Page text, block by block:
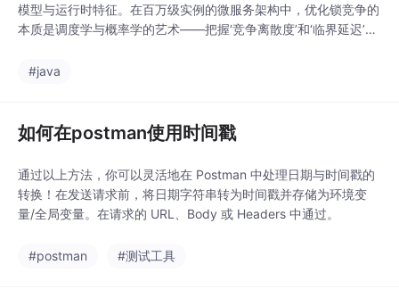
模型与运行时特征。在百万级实例的微服务架构中，优化锁竞争的
本质是调度学与概率学的艺术——把握‘竞争离散度’和‘临界延迟’的
注​：文中技术细节已在JDK 17.0.4中验证。
#java
如何在postman使用时间戳
通过以上方法，你可以灵活地在 Postman 中处理日期与时间戳的
转换！在发送请求前，将日期字符串转为时间戳并存储为环境变
量/全局变量。在请求的 URL、Body 或 Headers 中通过。
#postman #测试工具